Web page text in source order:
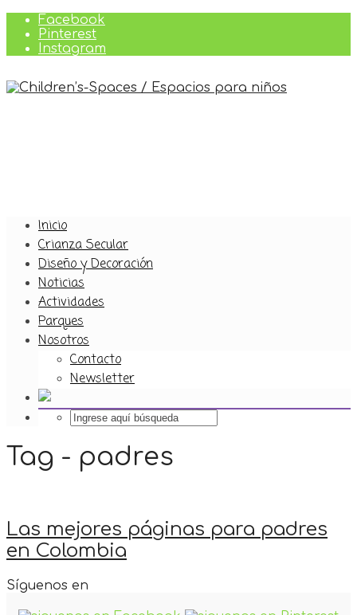
Facebook
Pinterest
Instagram
Inicio
Crianza Secular
Diseño y Decoración
Noticias
Actividades
Parques
Nosotros
Contacto
Newsletter
Tag - padres
Las mejores páginas para padres
en Colombia
Síguenos en